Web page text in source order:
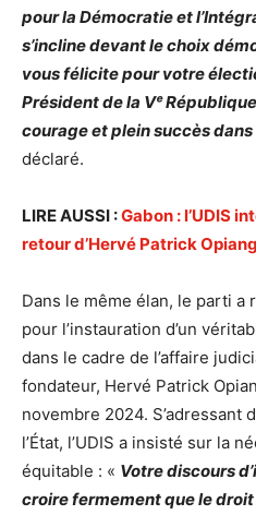
pour la Démocratie et
s’incline devant le choix
vous félicite pour votre
Président de la Vᵉ
courage et plein succès
déclaré.
LIRE AUSSI :Gabon : l’UDIS
retour d’Hervé Patrick
Dans le même élan, le parti a
pour l’instauration d’un
dans le cadre de l’affaire
fondateur, Hervé Patrick
novembre 2024. S’adressant
l’État, l’UDIS a insisté sur la
équitable : « Votre discours
croire fermement que le